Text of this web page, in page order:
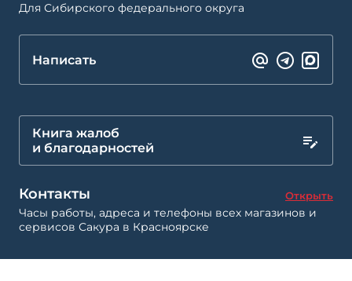
Для Сибирского федерального округа
Написать
Книга жалоб
и благодарностей
Контакты Открыть
Часы работы, адреса и телефоны всех магазинов и
сервисов Сакура в Красноярске